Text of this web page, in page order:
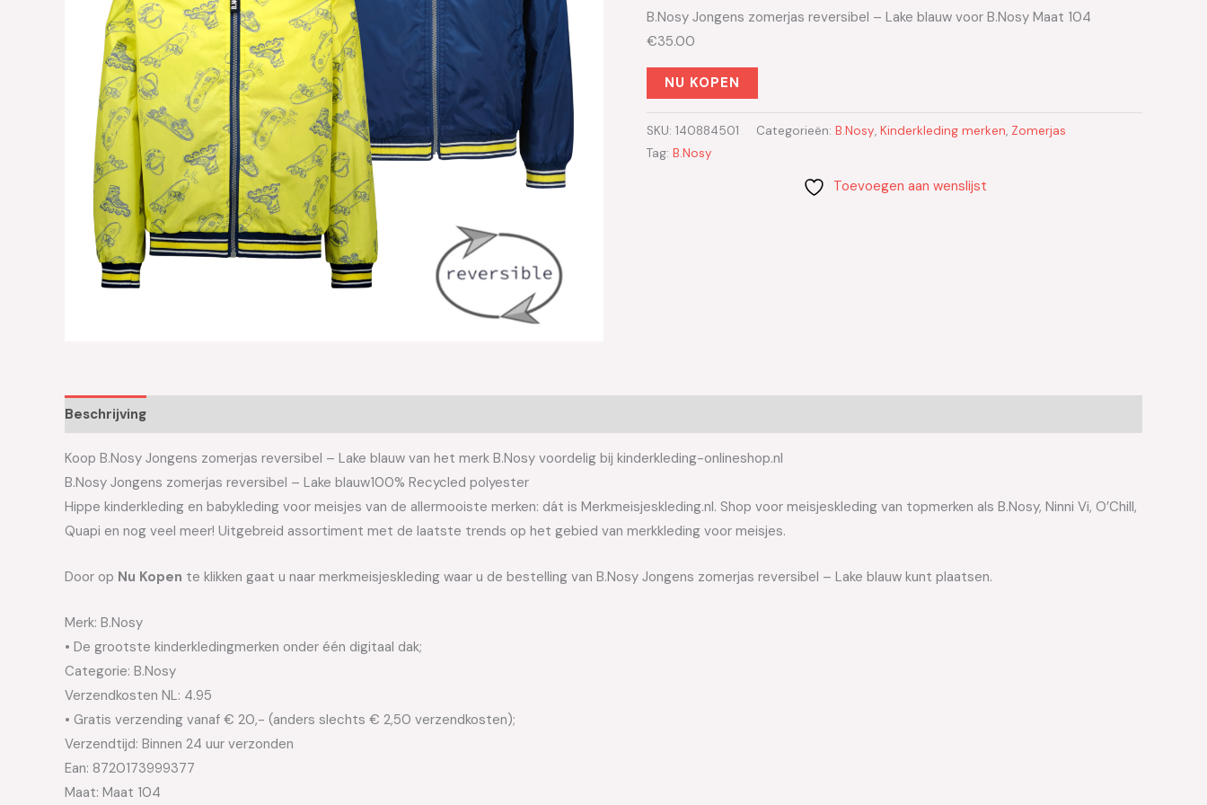
B.Nosy Jongens zomerjas reversibel – Lake blauw voor B.Nosy Maat 104
€35.00
NU KOPEN
SKU: 140884501 Categorieën: B.Nosy, Kinderkleding merken, Zomerjas
Tag: B.Nosy
Toevoegen aan wenslijst
Beschrijving
Koop B.Nosy Jongens zomerjas reversibel – Lake blauw van het merk B.Nosy voordelig bij kinderkleding-onlineshop.nl
B.Nosy Jongens zomerjas reversibel – Lake blauw100% Recycled polyester
Hippe kinderkleding en babykleding voor meisjes van de allermooiste merken: dát is Merkmeisjeskleding.nl. Shop voor meisjeskleding van topmerken als B.Nosy, Ninni Vi, O’Chill,
Quapi en nog veel meer! Uitgebreid assortiment met de laatste trends op het gebied van merkkleding voor meisjes.
Door op Nu Kopen te klikken gaat u naar merkmeisjeskleding waar u de bestelling van B.Nosy Jongens zomerjas reversibel – Lake blauw kunt plaatsen.
Merk: B.Nosy
• De grootste kinderkledingmerken onder één digitaal dak;
Categorie: B.Nosy
Verzendkosten NL: 4.95
• Gratis verzending vanaf € 20,- (anders slechts € 2,50 verzendkosten);
Verzendtijd: Binnen 24 uur verzonden
Ean: 8720173999377
Maat: Maat 104